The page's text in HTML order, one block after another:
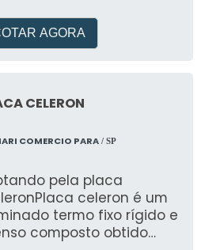
deAGORA
CELERON
COMERCIO PARA/ SP
pela placa
celeron é um
termo fixo rígido e
composto obtido